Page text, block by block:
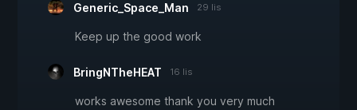
Generic_Space_Man 29 lis
Keep up the good work
BringNTheHEAT 16 lis
works awesome thank you very much